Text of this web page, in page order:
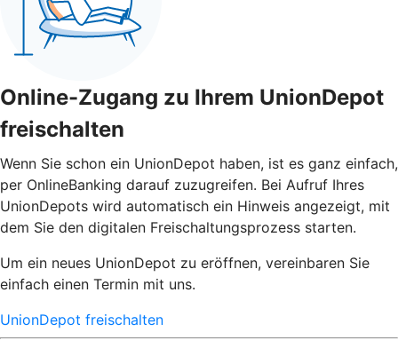
Online-Zugang zu Ihrem UnionDepot
freischalten
Wenn Sie schon ein UnionDepot haben, ist es ganz einfach,
per OnlineBanking darauf zuzugreifen. Bei Aufruf Ihres
UnionDepots wird automatisch ein Hinweis angezeigt, mit
dem Sie den digitalen Freischaltungsprozess starten.
Um ein neues UnionDepot zu eröffnen, vereinbaren Sie
einfach einen Termin mit uns.
UnionDepot freischalten